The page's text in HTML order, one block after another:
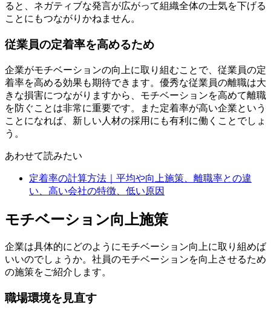
ると、ネガティブな発言が広がって組織全体の士気を下げる
ことにもつながりかねません。
従業員の定着率を高めるため
企業がモチベーションの向上に取り組むことで、従業員の定
着率を高める効果も期待できます。優秀な従業員の離職は大
きな損害につながりますから、モチベーションを高めて離職
を防ぐことは非常に重要です。また定着率が高い企業という
ことになれば、新しい人材の採用にも有利に働くことでしょ
う。
あわせて読みたい
定着率の計算方法｜平均や向上施策、離職率との違
い、高い会社の特徴、低い原因
モチベーション向上施策
企業は具体的にどのようにモチベーション向上に取り組めば
いいのでしょうか。社員のモチベーションを向上させるため
の施策をご紹介します。
職場環境を見直す